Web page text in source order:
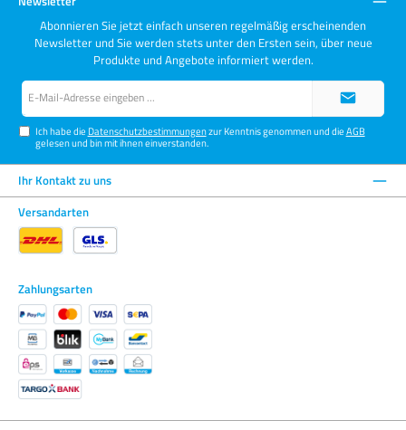
Abonnieren Sie jetzt einfach unseren regelmäßig erscheinenden
Newsletter und Sie werden stets unter den Ersten sein, über neue
Produkte und Angebote informiert werden.
Ich habe die Datenschutzbestimmungenzur Kenntnis genommen und dieAGB
gelesen und bin mit ihnen einverstanden.
Ihr Kontakt zu uns
Versandarten
Zahlungsarten